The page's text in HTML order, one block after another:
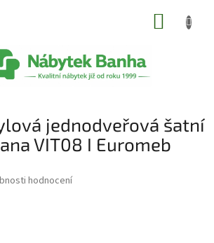
jednodveřová šatní
VIT08 I Euromeb
hodnocení